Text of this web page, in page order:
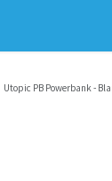
Utopic PB Powerbank -